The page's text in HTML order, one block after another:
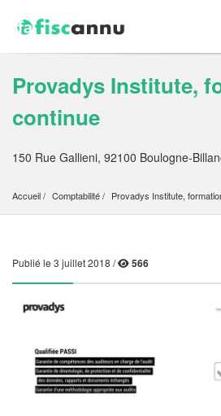
Provadys Institute,
continue
150 Rue Gallieni, 92100 Boulogne-
Accueil Comptabilité Provadys Institute,
Publié le 3 juillet 2018 / 566